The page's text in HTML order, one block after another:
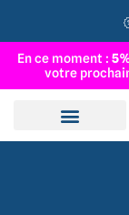
En ce moment :
votre